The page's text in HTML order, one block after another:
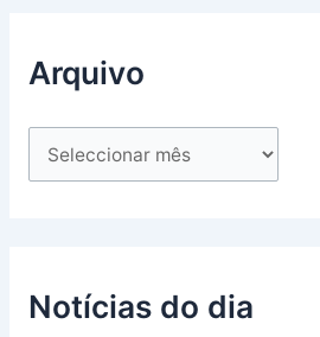
Arquivo
Notícias do dia